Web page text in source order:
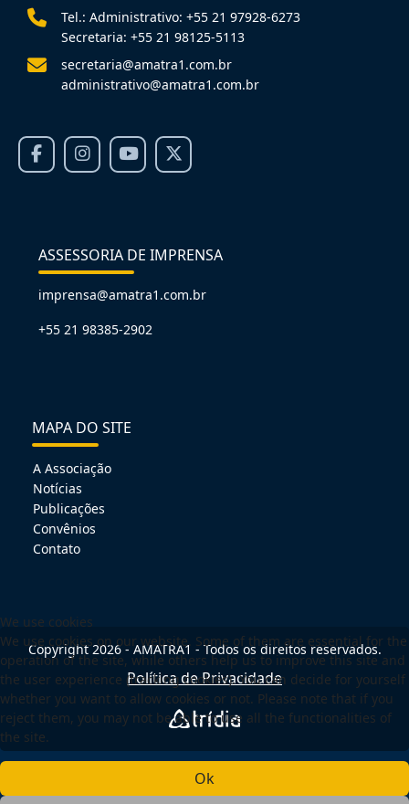
Tel.: Administrativo: +55 21 97928-6273
Secretaria: +55 21 98125-5113
secretaria@amatra1.com.br
administrativo@amatra1.com.br
ASSESSORIA DE IMPRENSA
imprensa@amatra1.com.br
+55 21 98385-2902
MAPA DO SITE
A Associação
Notícias
Publicações
Convênios
Contato
Copyright 2026 - AMATRA1 - Todos os direitos reservados.
Política de Privacidade
We use cookies
We use cookies on our website. Some of them are essential for the
operation of the site, while others help us to improve this site and
the user experience (tracking cookies). You can decide for yourself
whether you want to allow cookies or not. Please note that if you
reject them, you may not be able to use all the functionalities of
the site.
Ok